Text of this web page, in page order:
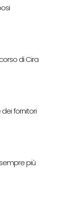
di Cira
fornitori
più